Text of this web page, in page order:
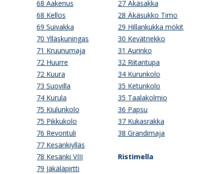
68 Aakenus
68 Kellos
69 Suivakka
70 Ylläskuningas
71 Kruunumaja
72 Huurre
72 Kuura
73 Suovilla
74 Kurula
75 Kiulunkolo
75 Pikkukolo
76 Revontuli
77 Kesänkiylläs
78 Kesänki VIII
79 Jäkäläpirtti
27 Äkäsakka
28 Äkäsukko Timo
29 Hillankukka mökit
30 Kevätriekko
31 Aurinko
32 Riitantupa
34 Kurunkolo
35 Ketunkolo
35 Taalakolmio
36 Papsu
37 Kukasrakka
38 Grandimaja
Ristimella